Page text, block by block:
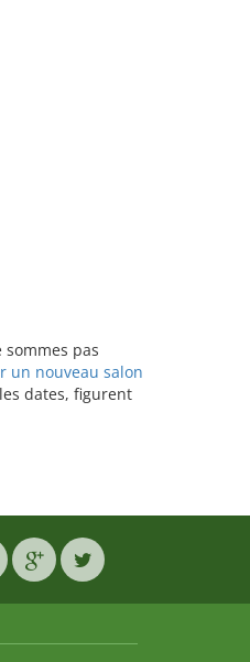
pas
un nouveau salon
dates, figurent